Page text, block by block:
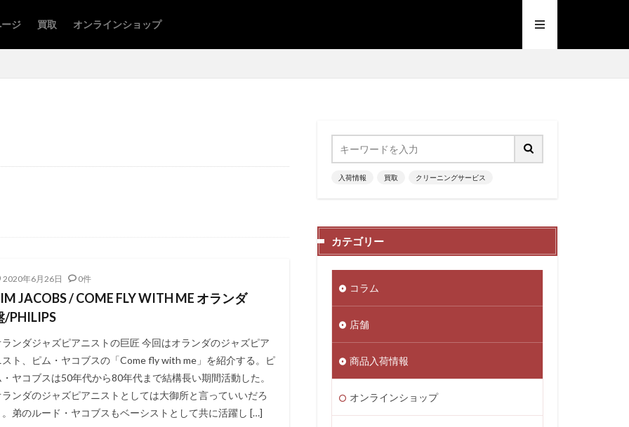
ジ 買取 オンラインショップ
2020年6月26日 0件
JACOBS / COME FLY WITH ME オランダ
/PHILIPS
ランダジャズピアニストの巨匠 今回はオランダのジャズピア
スト、ピム・ヤコブスの「Come fly with me」を紹介する。ピ
ヤコブスは50年代から80年代まで結構長い期間活動した。
ランダのジャズピアニストとしては大御所と言っていいだろ
。弟のルード・ヤコブスもベーシストとして共に活躍し […]
入荷情報 買取 クリーニングサービス
カテゴリー
コラム
店舗
商品入荷情報
オンラインショップ